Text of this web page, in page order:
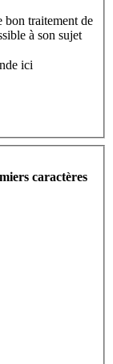
bon traitement de
à son sujet
ici
caractères